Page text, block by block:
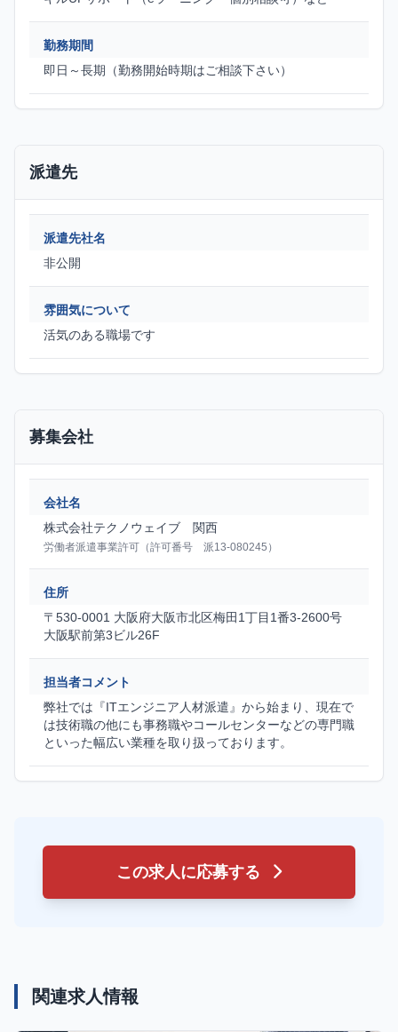
勤務期間
即日～長期（勤務開始時期はご相談下さい）
派遣先
派遣先社名
非公開
雰囲気について
活気のある職場です
募集会社
会社名
株式会社テクノウェイブ 関西
労働者派遣事業許可（許可番号 派13-080245）
住所
〒530-0001 大阪府大阪市北区梅田1丁目1番3-2600号
大阪駅前第3ビル26F
担当者コメント
弊社では『ITエンジニア人材派遣』から始まり、現在で
は技術職の他にも事務職やコールセンターなどの専門職
といった幅広い業種を取り扱っております。
この求人に応募する
関連求人情報